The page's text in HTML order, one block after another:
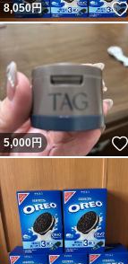
8,050円
5,000円